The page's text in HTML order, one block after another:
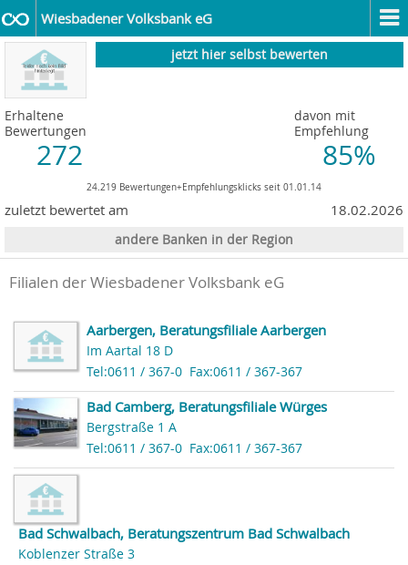
Wiesbadener Volksbank eG
jetzt hier selbst bewerten
Erhaltene
Bewertungen
272
davon mit
Empfehlung
85%
24.219 Bewertungen+Empfehlungsklicks seit 01.01.14
zuletzt bewertet am 18.02.2026
andere Banken in der Region
Filialen der Wiesbadener Volksbank eG
Aarbergen, Beratungsfiliale Aarbergen
Im Aartal 18 D
Tel:0611 / 367-0 Fax:0611 / 367-367
Bad Camberg, Beratungsfiliale Würges
Bergstraße 1 A
Tel:0611 / 367-0 Fax:0611 / 367-367
Bad Schwalbach, Beratungszentrum Bad Schwalbach
Koblenzer Straße 3